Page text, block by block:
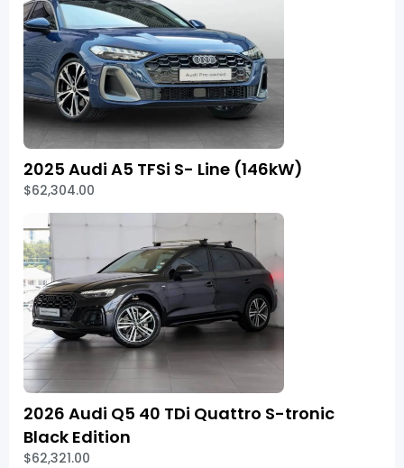
2025 Audi A5 TFSi S- Line (146kW)
$62,304.00
2026 Audi Q5 40 TDi Quattro S-tronic
Black Edition
$62,321.00